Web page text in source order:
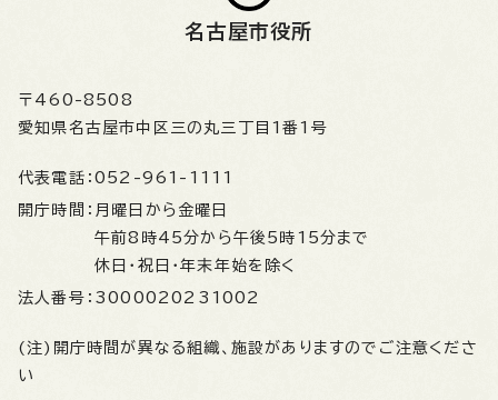
名古屋市役所
〒460-8508
愛知県名古屋市中区三の丸三丁目1番1号
代表電話： 052-961-1111
開庁時間： 月曜日から金曜日
午前8時45分から午後5時15分まで
休日・祝日・年末年始を除く
法人番号： 3000020231002
(注)開庁時間が異なる組織、施設がありますのでご注意くださ
い